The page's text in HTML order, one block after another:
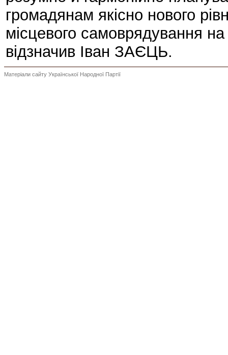
громадянам якісно нового
місцевого самоврядування
відзначив Іван ЗАЄЦЬ.
Матеріали сайту Української Народної Партії